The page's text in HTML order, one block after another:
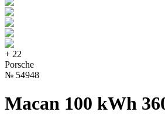
+ 22
Porsche
№ 54948
Macan 100 kWh